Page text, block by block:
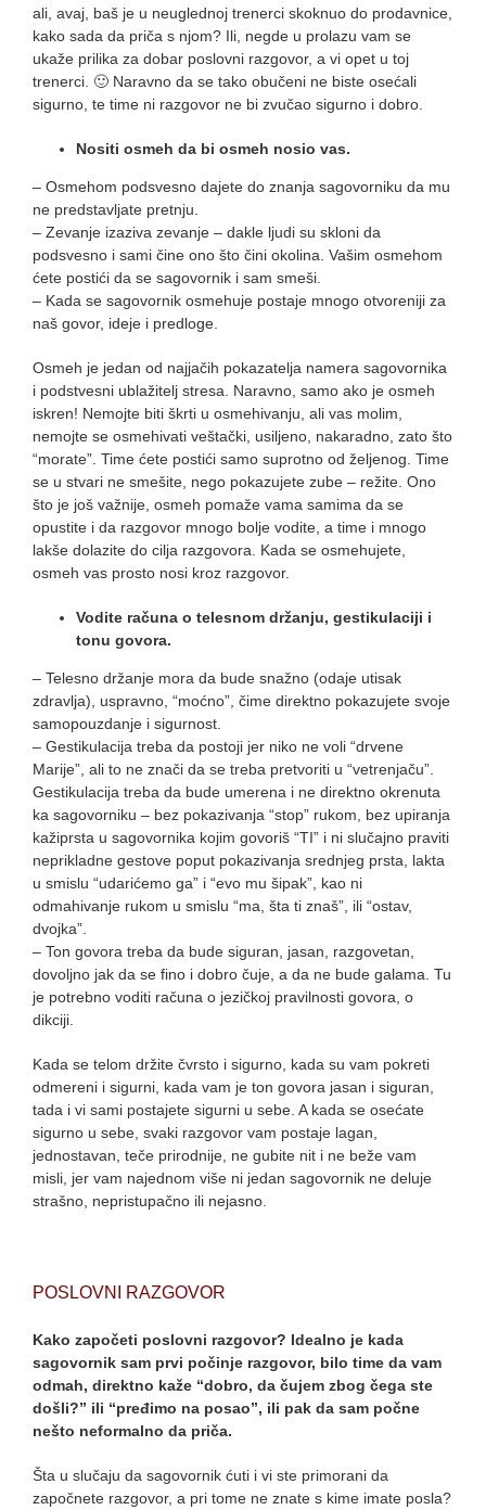
ali, avaj, baš je u neuglednoj trenerci skoknuo do prodavnice,
kako sada da priča s njom? Ili, negde u prolazu vam se
ukaže prilika za dobar poslovni razgovor, a vi opet u toj
trenerci. 🙂 Naravno da se tako obučeni ne biste osećali
sigurno, te time ni razgovor ne bi zvučao sigurno i dobro.
Nositi osmeh da bi osmeh nosio vas.
– Osmehom podsvesno dajete do znanja sagovorniku da mu
ne predstavljate pretnju.
– Zevanje izaziva zevanje – dakle ljudi su skloni da
podsvesno i sami čine ono što čini okolina. Vašim osmehom
ćete postići da se sagovornik i sam smeši.
– Kada se sagovornik osmehuje postaje mnogo otvoreniji za
naš govor, ideje i predloge.
Osmeh je jedan od najjačih pokazatelja namera sagovornika
i podstvesni ublažitelj stresa. Naravno, samo ako je osmeh
iskren! Nemojte biti škrti u osmehivanju, ali vas molim,
nemojte se osmehivati veštački, usiljeno, nakaradno, zato što
“morate”. Time ćete postići samo suprotno od željenog. Time
se u stvari ne smešite, nego pokazujete zube – režite. Ono
što je još važnije, osmeh pomaže vama samima da se
opustite i da razgovor mnogo bolje vodite, a time i mnogo
lakše dolazite do cilja razgovora. Kada se osmehujete,
osmeh vas prosto nosi kroz razgovor.
Vodite računa o telesnom držanju, gestikulaciji i
tonu govora.
– Telesno držanje mora da bude snažno (odaje utisak
zdravlja), uspravno, “moćno”, čime direktno pokazujete svoje
samopouzdanje i sigurnost.
– Gestikulacija treba da postoji jer niko ne voli “drvene
Marije”, ali to ne znači da se treba pretvoriti u “vetrenjaču”.
Gestikulacija treba da bude umerena i ne direktno okrenuta
ka sagovorniku – bez pokazivanja “stop” rukom, bez upiranja
kažiprsta u sagovornika kojim govoriš “TI” i ni slučajno praviti
neprikladne gestove poput pokazivanja srednjeg prsta, lakta
u smislu “udarićemo ga” i “evo mu šipak”, kao ni
odmahivanje rukom u smislu “ma, šta ti znaš”, ili “ostav,
dvojka”.
– Ton govora treba da bude siguran, jasan, razgovetan,
dovoljno jak da se fino i dobro čuje, a da ne bude galama. Tu
je potrebno voditi računa o jezičkoj pravilnosti govora, o
dikciji.
Kada se telom držite čvrsto i sigurno, kada su vam pokreti
odmereni i sigurni, kada vam je ton govora jasan i siguran,
tada i vi sami postajete sigurni u sebe. A kada se osećate
sigurno u sebe, svaki razgovor vam postaje lagan,
jednostavan, teče prirodnije, ne gubite nit i ne beže vam
misli, jer vam najednom više ni jedan sagovornik ne deluje
strašno, nepristupačno ili nejasno.
POSLOVNI RAZGOVOR
Kako započeti poslovni razgovor? Idealno je kada
sagovornik sam prvi počinje razgovor, bilo time da vam
odmah, direktno kaže “dobro, da čujem zbog čega ste
došli?” ili “pređimo na posao”, ili pak da sam počne
nešto neformalno da priča.
Šta u slučaju da sagovornik ćuti i vi ste primorani da
započnete razgovor, a pri tome ne znate s kime imate posla?